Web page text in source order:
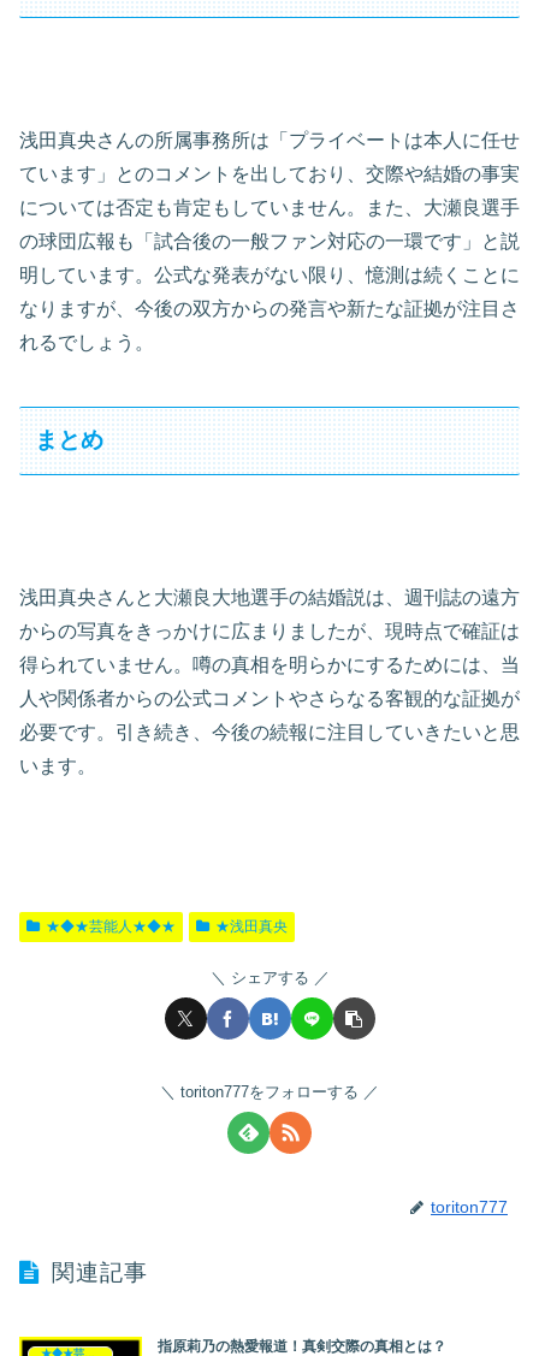
浅田真央さんの所属事務所は「プライベートは本人に任せ
ています」とのコメントを出しており、交際や結婚の事実
については否定も肯定もしていません。また、大瀬良選手
の球団広報も「試合後の一般ファン対応の一環です」と説
明しています。公式な発表がない限り、憶測は続くことに
なりますが、今後の双方からの発言や新たな証拠が注目さ
れるでしょう。
まとめ
浅田真央さんと大瀬良大地選手の結婚説は、週刊誌の遠方
からの写真をきっかけに広まりましたが、現時点で確証は
得られていません。噂の真相を明らかにするためには、当
人や関係者からの公式コメントやさらなる客観的な証拠が
必要です。引き続き、今後の続報に注目していきたいと思
います。
★◆★芸能人★◆★ ★浅田真央
シェアする
toriton777をフォローする
toriton777
関連記事
指原莉乃の熱愛報道！真剣交際の真相とは？